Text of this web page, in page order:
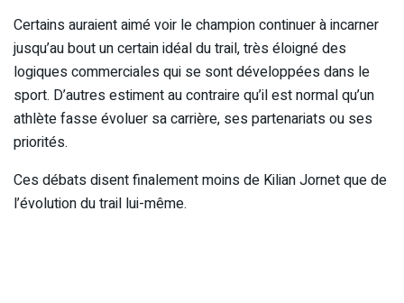
Certains auraient aimé voir le champion continuer à incarner
jusqu’au bout un certain idéal du trail, très éloigné des
logiques commerciales qui se sont développées dans le
sport. D’autres estiment au contraire qu’il est normal qu’un
athlète fasse évoluer sa carrière, ses partenariats ou ses
priorités.
Ces débats disent finalement moins de Kilian Jornet que de
l’évolution du trail lui-même.